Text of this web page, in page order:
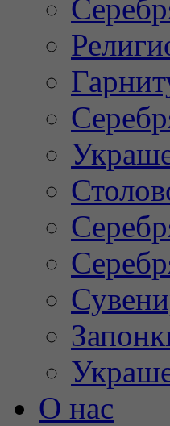
О нас